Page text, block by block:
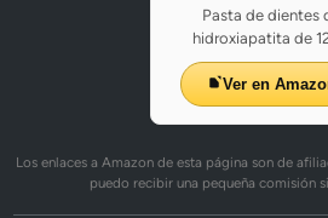
Pasta de dientes
hidroxiapatita de
Ver en
Los enlaces a Amazon de esta página son de
puedo recibir una pequeña comisión